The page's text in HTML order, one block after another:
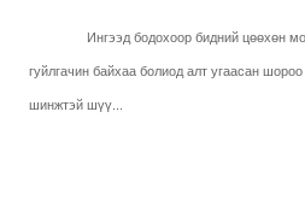
Ингээд бодохоор бидний цөөхөн
гуйлгачин байхаа болиод алт угаасан
шинжтэй шүү...